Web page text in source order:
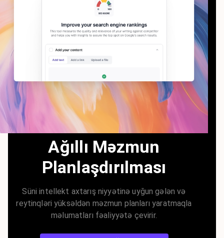
Ağıllı Məzmun
Planlaşdırılması
Süni intellekt axtarış niyyətinə uyğun gələn və
reytinqləri yüksəldən məzmun planları yaratmaqla
məlumatları fəaliyyətə çevirir.